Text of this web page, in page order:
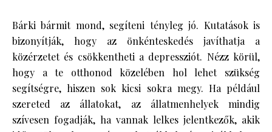
Bárki bármit mond, segíteni tényleg jó. Kutatások is
bizonyítják, hogy az önkénteskedés javíthatja a
közérzetet és csökkentheti a depressziót. Nézz körül,
hogy a te otthonod közelében hol lehet szükség
segítségre, hiszen sok kicsi sokra megy. Ha például
szereted az állatokat, az állatmenhelyek mindig
szívesen fogadják, ha vannak lelkes jelentkezők, akik